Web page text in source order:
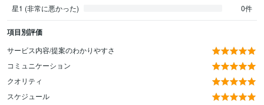
星1 (非常に悪かった)
0件
項目別評価
サービス内容/提案のわかりやすさ
コミュニケーション
クオリティ
スケジュール